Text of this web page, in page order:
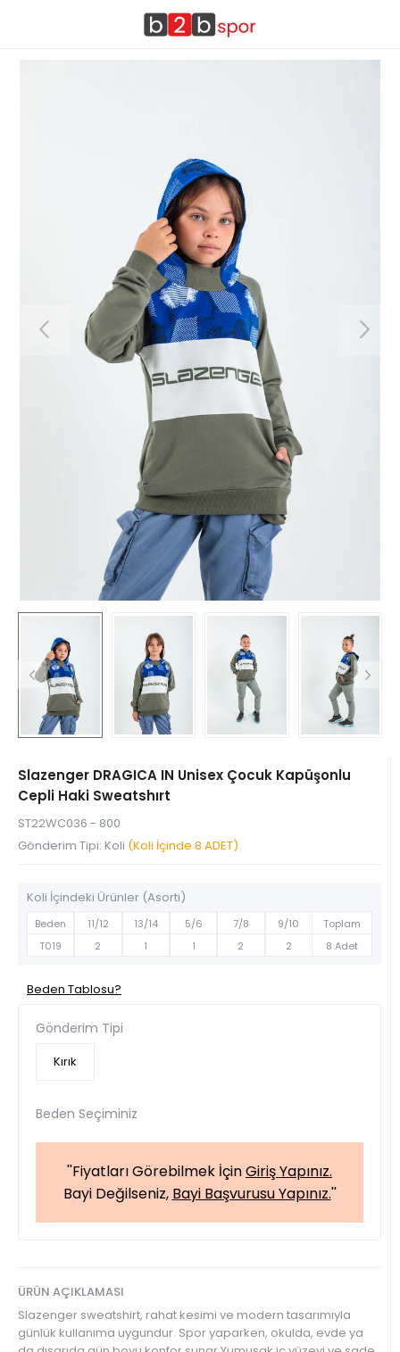
Slazenger DRAGICA IN Unisex Çocuk Kapüşonlu
Cepli Haki Sweatshırt
ST22WC036 - 800
Gönderim Tipi: Koli (Koli İçinde 8 ADET)
Koli İçindeki Ürünler (Asorti)
Beden 11/12 13/14 5/6 7/8 9/10
Toplam
T019
2 1 1 2 2 8 Adet
Beden Tablosu?
Gönderim Tipi
Kırık
Beden Seçiminiz
''Fiyatları Görebilmek İçinGiriş Yapınız.
Bayi Değilseniz, Bayi Başvurusu Yapınız.''
ÜRÜN AÇIKLAMASI
Slazenger sweatshirt, rahat kesimi ve modern tasarımıyla
günlük kullanıma uygundur. Spor yaparken, okulda, evde ya